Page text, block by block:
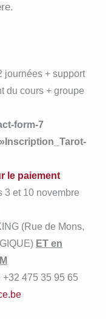
journées + support
du cours + groupe
form-7
le paiement
3 et 10 novembre
(Rue de Mons,
ET en
+32 475 35 95 65